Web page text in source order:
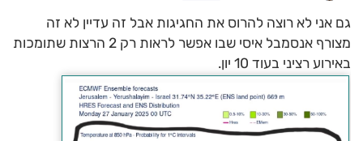
גם אני לא רוצה להרוס את החגיגות אבל זה עדיין לא זה
מצורף אנסמבל איסי שבו אפשר לראות רק 2 הרצות שתומכות
באירוע רציני בעוד 10 יון.